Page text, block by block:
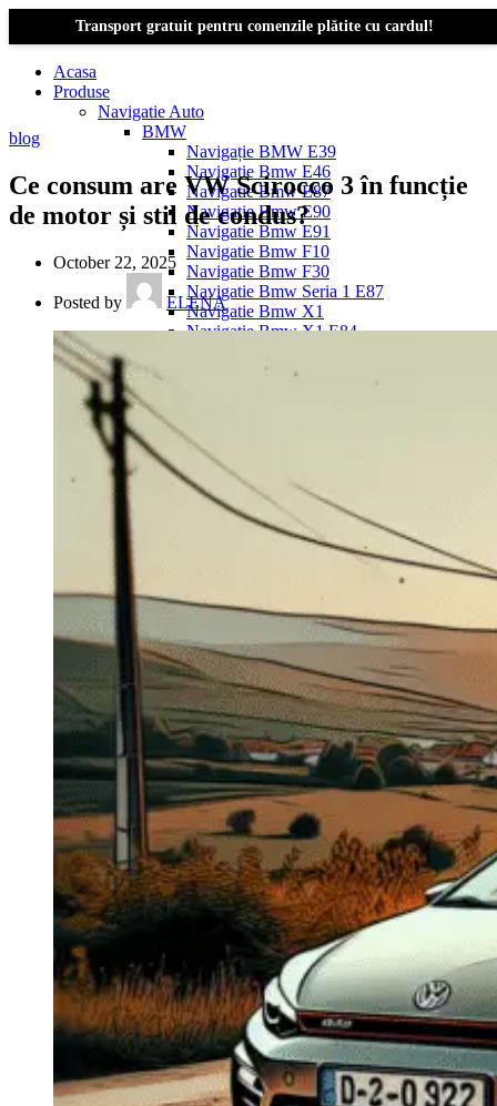
Transport gratuit pentru comenzile plătite cu cardul!
Acasa
Produse
Navigatie Auto
BMW
Navigație BMW E39
Navigatie Bmw E46
Navigatie Bmw E87
Navigatie Bmw E90
Navigatie Bmw E91
Navigatie Bmw F10
Navigatie Bmw F30
Navigatie Bmw Seria 1 E87
Navigatie Bmw X1
Navigatie Bmw X1 E84
Navigatie BMW X3 E83
Dacia Logan
Navigație Dacia Logan 2 (2012–2020)
Navigație Dacia Logan 3 (2020–Prezent)
Dacia Duster
Navigatie Duster 2011
Navigatie Duster 2019
Navigatie Audi A4 B6
Navigatie Audi A4 B7
Navigatie Audi A4 B8
Navigatie Audi A5
Navigatie Audi A6 C5
Navigatie Audi A6 C6
Navigatie Audi A6 C7
Navigatie Audi Q5
Ford
Navigație Ford Fiesta
Navigație Ford Focus 1
Navigație Ford Focus 2
Navigație Ford Focus MK3
Navigație Ford Mondeo MK3
Navigație Ford Mondeo MK4
Navigație Ford Transit
Navigație Mercedes C Class W203
Navigație Mercedes C Class W204
Navigație Mercedes W203
Navigație Mercedes W204
Navigație Mercedes W211
Navigație Mercedes Sprinter
Passat
Navigație Passat B5
blog
Ce consum are VW Scirocco 3 în funcție
de motor și stil de condus?
October 22, 2025
Posted by ELENA